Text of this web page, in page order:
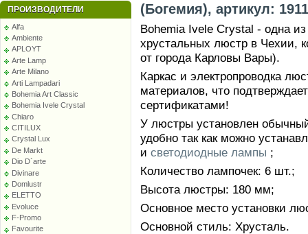
ПРОИЗВОДИТЕЛИ
Alfa
Ambiente
APLOYT
Arte Lamp
Arte Milano
Arti Lampadari
Bohemia Art Classic
Bohemia Ivele Crystal
Chiaro
CITILUX
Crystal Lux
De Markt
Dio D`arte
Divinare
Domlustr
ELETTO
Evoluce
F-Promo
Favourite
(Богемия), артикул:
Bohemia Ivele Crystal - одна
хрустальных люстр в Чехии,
от города Карловы Вары).
Каркас и электропроводка
материалов, что
сертификатами!
У люстры установлен
удобно так как можно
и светодиодные лампы ;
Количество лампочек: 6 шт.;
Высота люстры: 180 мм;
Основное место установки
Основной стиль: Хрусталь.